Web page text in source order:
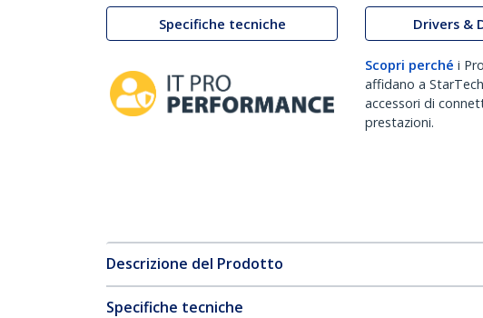
Specifiche tecniche Drivers &
Scopri perché i
affidano a
accessori di
prestazioni.
Descrizione del Prodotto
Specifiche tecniche